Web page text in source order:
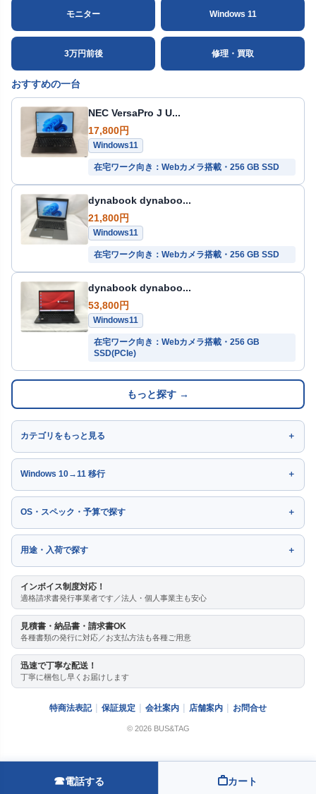
モニター Windows 11
3万円前後 修理・買取
おすすめの一台
NEC VersaPro J U...
17,800円
Windows11
在宅ワーク向き：Webカメラ搭載・256 GB SSD
dynabook dynaboo...
21,800円
Windows11
在宅ワーク向き：Webカメラ搭載・256 GB SSD
dynabook dynaboo...
53,800円
Windows11
在宅ワーク向き：Webカメラ搭載・256 GB
SSD(PCIe)
もっと探す →
カテゴリをもっと見る
Windows 10→11 移行
OS・スペック・予算で探す
用途・入荷で探す
インボイス制度対応！
適格請求書発行事業者です／法人・個人事業主も安心
見積書・納品書・請求書OK
各種書類の発行に対応／お支払方法も各種ご用意
迅速で丁寧な配送！
丁寧に梱包し早くお届けします
特商法表記 保証規定 会社案内 店舗案内 お問合せ
© 2026 BUS&TAG
☎電話する カート